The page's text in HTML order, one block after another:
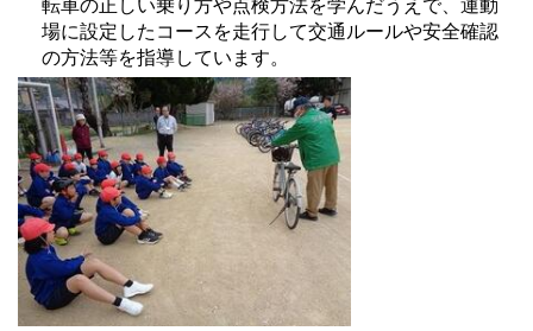
転車の正しい乗り方や点検方法を学んだうえで、運動
場に設定したコースを走行して交通ルールや安全確認
の方法等を指導しています。